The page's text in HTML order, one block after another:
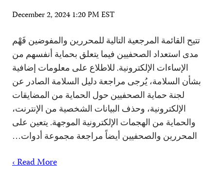
December 2, 2024 1:20 PM EST
تتيح القائمة المرجعية التالية للمحررين والمفوضين فَهْم
مدى استعداد الصحفيين فيما يتعلق بحماية أنفسهم من
الإساءات الإلكترونية. للاطلاع على معلومات إضافية
بشأن السلامة، يُرجى مراجعة دليل السلامة الصادر عن
لجنة حماية الصحفيين حول الحماية من المضايقات
الإلكترونية، وحذف البيانات الشخصية من الإنترنت،
والحماية من الهجمات الإلكترونية الموجهة. يتعين على
المحررين والصحفيين أيضاً مراجعة مجموعة أدوات…
Read More ›